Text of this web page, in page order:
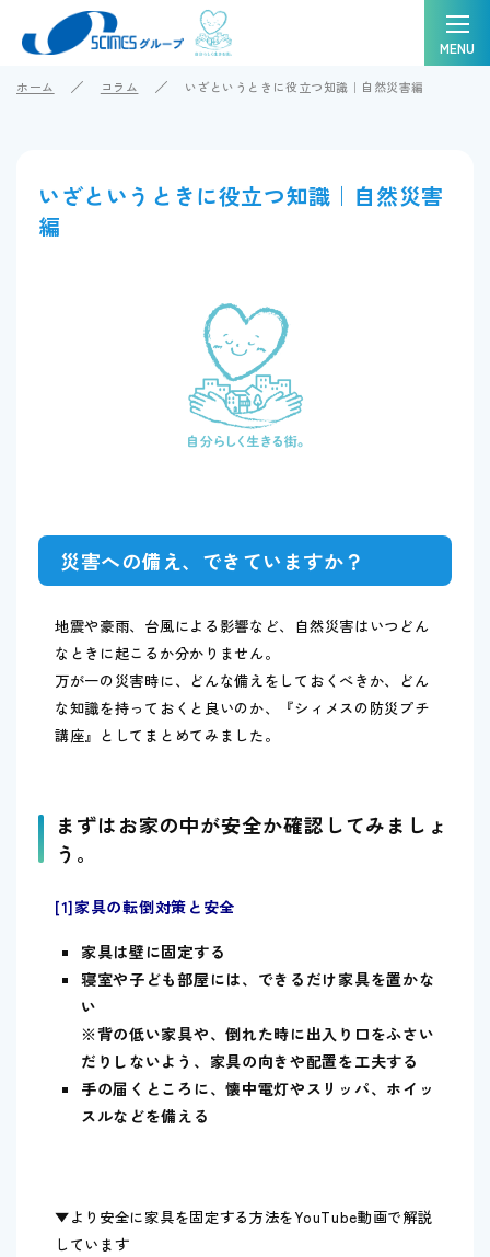
MENU
ホーム コラム いざというときに役立つ知識｜自然災害編
いざというときに役立つ知識｜自然災害
編
災害への備え、できていますか？
地震や豪雨、台風による影響など、自然災害はいつどん
なときに起こるか分かりません。
万が一の災害時に、どんな備えをしておくべきか、どん
な知識を持っておくと良いのか、『シィメスの防災プチ
講座』としてまとめてみました。
まずはお家の中が安全か確認してみましょ
う。
[1]家具の転倒対策と安全
家具は壁に固定する
寝室や子ども部屋には、できるだけ家具を置かな
い
※背の低い家具や、倒れた時に出入り口をふさい
だりしないよう、家具の向きや配置を工夫する
手の届くところに、懐中電灯やスリッパ、ホイッ
スルなどを備える
▼より安全に家具を固定する方法をYouTube動画で解説
しています